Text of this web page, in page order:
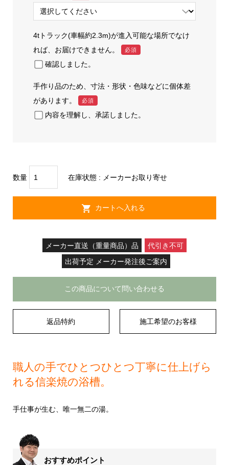
4tトラック(車幅約2.3m)が進入可能な場所でなけ
れば、お届けできません。
必須
確認しました。
手作り品のため、寸法・形状・色味などに個体差
があります。
必須
内容を理解し、承諾しました。
数量 在庫状態 : メーカーお取り寄せ
メーカー直送（重量商品）品
代引き不可
出荷予定 メーカー発注後ご案内
この商品について問い合わせる
返品特約 施工希望のお客様
職人の手でひとつひとつ丁寧に仕上げら
れる信楽焼の浴槽。
手仕事が生む、唯一無二の湯。
おすすめポイント